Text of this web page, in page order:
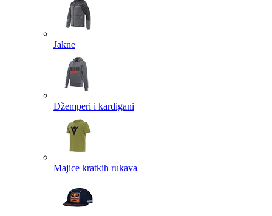
Jakne
Džemperi i kardigani
Majice kratkih rukava